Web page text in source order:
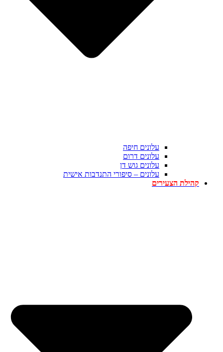
עלונים חיפה
עלונים דרום
עלונים גוש דן
עלונים – סיפורי התנדבות אישית
קהילת הצעירים